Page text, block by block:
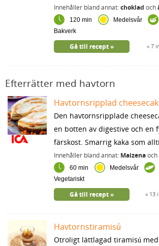
Innehåller bland annat:choklad och
120 min Medelsvår
Bakverk
7
Gå till recept
Efterrätter med havtorn
Havtornsripplad
Den havtornsripplade
en botten av digestive och en
färskost. Smarrig kaka som
Innehåller bland annat: Maizenaoch
60 min Medelsvår
Vegetariskt
13
Gå till recept
Havtornstiramisú
Otroligt lättlagad tiramisú